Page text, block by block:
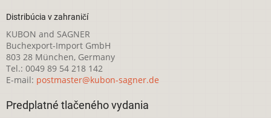
Distribúcia v zahraničí
KUBON and SAGNER
Buchexport-Import GmbH
803 28 München, Germany
Tel.: 0049 89 54 218 142
E-mail: postmaster@kubon-sagner.de
Predplatné tlačeného vydania